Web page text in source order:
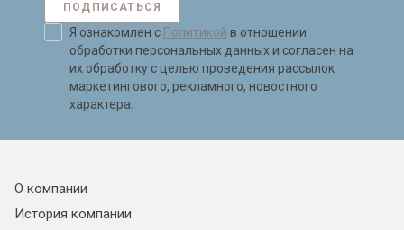
ПОДПИСАТЬСЯ
Я ознакомлен с Политикой в отношении
обработки персональных данных и согласен на
их обработку с целью проведения рассылок
маркетингового, рекламного, новостного
характера.
О компании
История компании